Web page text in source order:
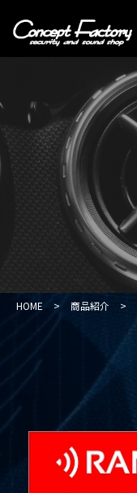
HOME > 商品紹介 >